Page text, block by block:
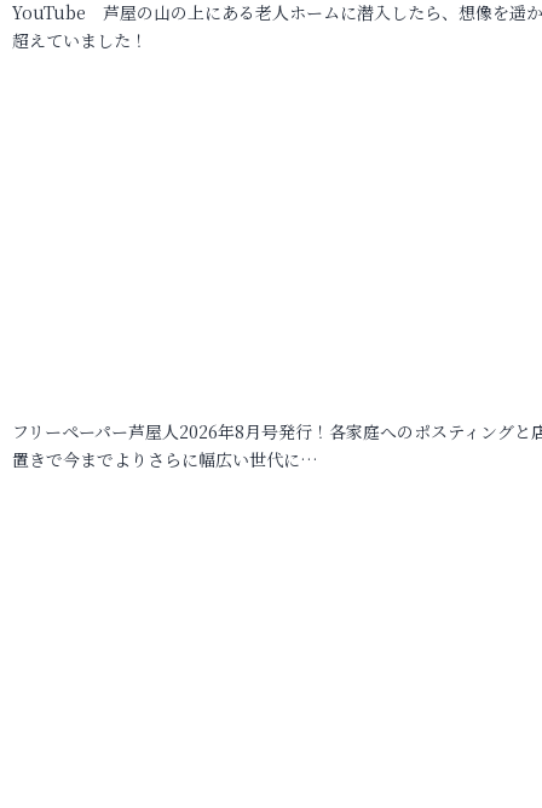
YouTube 芦屋の山の上にある老人ホームに潜入したら、想像を遥
超えていました！
フリーペーパー芦屋人2026年8月号発行！各家庭へのポスティングと
置きで今までよりさらに幅広い世代に…